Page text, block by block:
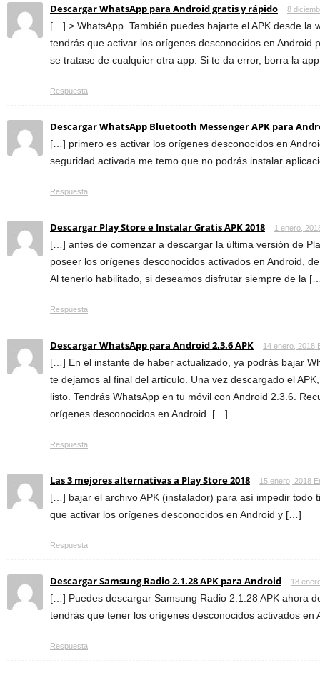
Descargar WhatsApp para Android gratis y rápido 8
[…] > WhatsApp. También puedes bajarte el APK desde la
tendrás que activar los orígenes desconocidos en Android
se tratase de cualquier otra app. Si te da error, borra la
Respuesta
Descargar WhatsApp Bluetooth Messenger APK para
[…] primero es activar los orígenes desconocidos en
seguridad activada me temo que no podrás instalar
Respuesta
Descargar Play Store e Instalar Gratis APK 2018 1 enero,
[…] antes de comenzar a descargar la última versión de
poseer los orígenes desconocidos activados en Android,
Al tenerlo habilitado, si deseamos disfrutar siempre de la
Respuesta
Descargar WhatsApp para Android 2.3.6 APK 14 enero, 2018
[…] En el instante de haber actualizado, ya podrás bajar
te dejamos al final del artículo. Una vez descargado el
listo. Tendrás WhatsApp en tu móvil con Android 2.3.6.
orígenes desconocidos en Android. […]
Respuesta
Las 3 mejores alternativas a Play Store 2018 15 enero, 2018
[…] bajar el archivo APK (instalador) para así impedir todo
que activar los orígenes desconocidos en Android y […]
Respuesta
Descargar Samsung Radio 2.1.28 APK para Android 18
[…] Puedes descargar Samsung Radio 2.1.28 APK ahora
tendrás que tener los orígenes desconocidos activados en
Respuesta